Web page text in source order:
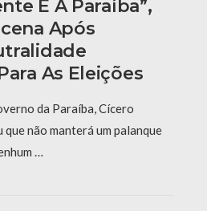
É A Paraíba”,
Após
As Eleições
da Paraíba, Cícero
não manterá um palanque
…